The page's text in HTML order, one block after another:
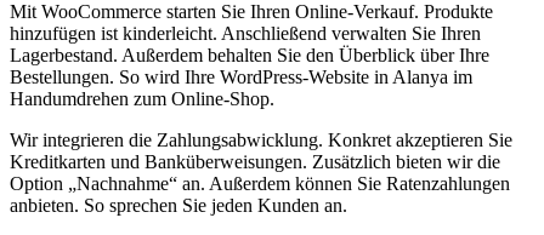
Mit WooCommerce starten Sie Ihren Online-Verkauf. Produkte
hinzufügen ist kinderleicht. Anschließend verwalten Sie Ihren
Lagerbestand. Außerdem behalten Sie den Überblick über Ihre
Bestellungen. So wird Ihre WordPress-Website in Alanya im
Handumdrehen zum Online-Shop.
Wir integrieren die Zahlungsabwicklung. Konkret akzeptieren Sie
Kreditkarten und Banküberweisungen. Zusätzlich bieten wir die
Option „Nachnahme“ an. Außerdem können Sie Ratenzahlungen
anbieten. So sprechen Sie jeden Kunden an.